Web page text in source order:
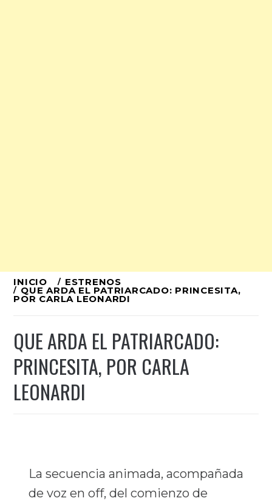
Ir
al
INICIO ESTRENOS
QUE ARDA EL PATRIARCADO: PRINCESITA,
POR CARLA LEONARDI
QUE ARDA EL PATRIARCADO:
PRINCESITA, POR CARLA
LEONARDI
La secuencia animada, acompañada
de voz en off, del comienzo de